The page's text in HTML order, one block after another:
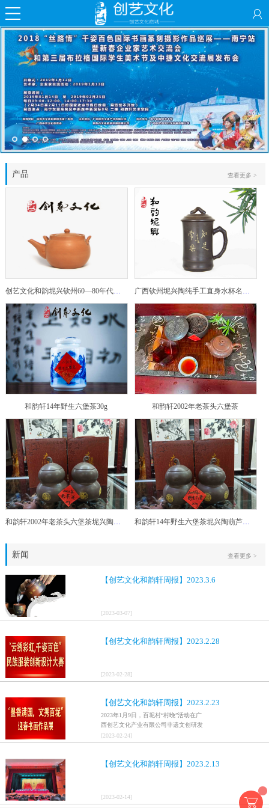
产品 查看更多 >
创艺文化和韵坭兴钦州60—80年代坭兴陶老壶——玉奎壶 广西钦州坭兴陶纯手工直身水杯名家陶瓷大师紫砂建水紫陶
和韵轩14年野生六堡茶30g 和韵轩2002年老茶头六堡茶
和韵轩2002年老茶头六堡茶坭兴陶葫芦茶罐 和韵轩14年野生六堡茶坭兴陶葫芦茶罐
新闻
【创艺文化和韵轩周报】2023.3.6
[2023-03-07]
【创艺文化和韵轩周报】2023.2.28
[2023-02-28]
【创艺文化和韵轩周报】2023.2.23
2023年1月9日，百坭村“村晚”活动在广
西创艺文化产业有限公司非遗文创研发
基地、百色市乐业县百坭壮族织布技艺
传承创意基地正式开启，活动紧扣“启航
村特色设计舞美，突出乡村文艺新体
[2023-02-24]
【创艺文化和韵轩周报】2023.2.13
[2023-02-14]
查看更多 >